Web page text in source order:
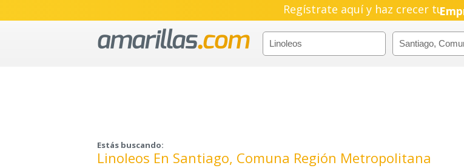
Regístrate aquí y haz crecer tu
Estás buscando:
Linoleos En Santiago, Comuna Región Metropolitana